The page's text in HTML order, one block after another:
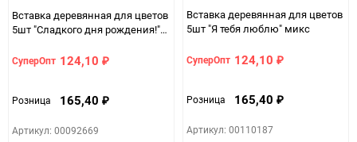
Вставка деревянная для цветов
5шт "Сладкого дня рождения!"
СуперОпт 124,10 ₽
Розница 165,40 ₽
Артикул: 00092669
Вставка деревянная для цветов
5шт "Я тебя люблю" микс
СуперОпт 124,10 ₽
Розница 165,40 ₽
Артикул: 00110187